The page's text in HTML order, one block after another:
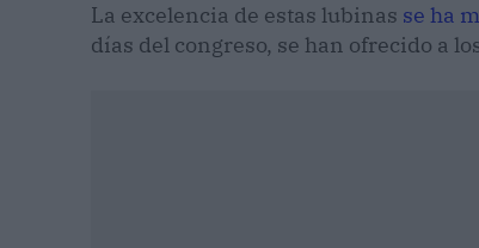
La excelencia de estas lubinas se ha
días del congreso, se han ofrecido a